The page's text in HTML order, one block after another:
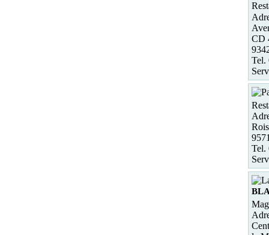
CD
Tel.
Tel.